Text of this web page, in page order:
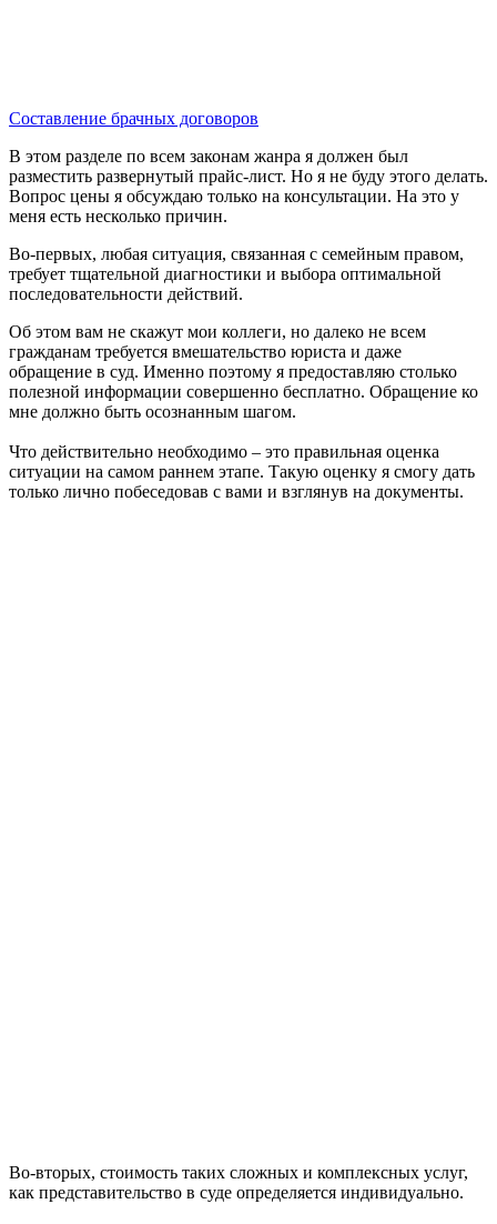
Составление брачных договоров
В этом разделе по всем законам жанра я должен был
разместить развернутый прайс-лист. Но я не буду этого делать.
Вопрос цены я обсуждаю только на консультации. На это у
меня есть несколько причин.
Во-первых, любая ситуация, связанная с семейным правом,
требует тщательной диагностики и выбора оптимальной
последовательности действий.
Об этом вам не скажут мои коллеги, но далеко не всем
гражданам требуется вмешательство юриста и даже
обращение в суд. Именно поэтому я предоставляю столько
полезной информации совершенно бесплатно. Обращение ко
мне должно быть осознанным шагом.
Что действительно необходимо – это правильная оценка
ситуации на самом раннем этапе. Такую оценку я смогу дать
только лично побеседовав с вами и взглянув на документы.
Во-вторых, стоимость таких сложных и комплексных услуг,
как представительство в суде определяется индивидуально.